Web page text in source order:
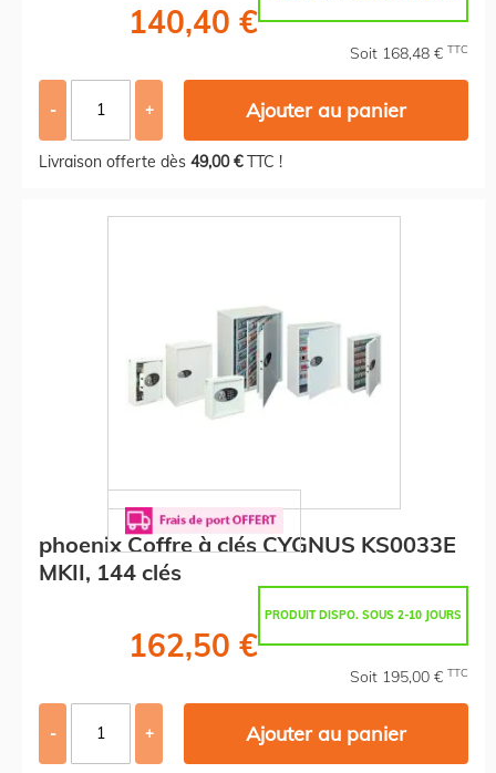
140,40 €
Soit 168,48 € TTC
- + Ajouter au panier
Livraison offerte dès 49,00 €TTC !
phoenix Coffre à clés CYGNUS KS0033E
MKII, 144 clés
PRODUIT DISPO. SOUS 2-10 JOURS
162,50 €
Soit 195,00 € TTC
- + Ajouter au panier